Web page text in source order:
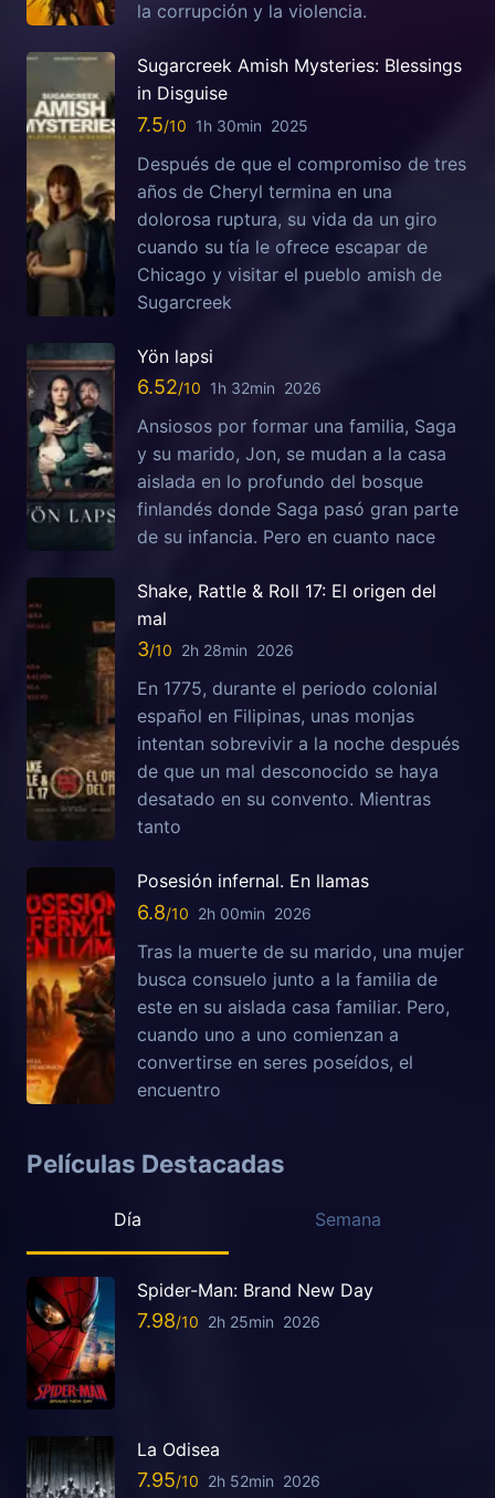
la corrupción y la violencia.
Sugarcreek Amish Mysteries: Blessings
in Disguise
7.5 1h 30min 2025
Después de que el compromiso de tres
años de Cheryl termina en una
dolorosa ruptura, su vida da un giro
cuando su tía le ofrece escapar de
Chicago y visitar el pueblo amish de
Sugarcreek
Yön lapsi
6.52 1h 32min 2026
Ansiosos por formar una familia, Saga
y su marido, Jon, se mudan a la casa
aislada en lo profundo del bosque
finlandés donde Saga pasó gran parte
de su infancia. Pero en cuanto nace
Shake, Rattle & Roll 17: El origen del
mal
3 2h 28min 2026
En 1775, durante el periodo colonial
español en Filipinas, unas monjas
intentan sobrevivir a la noche después
de que un mal desconocido se haya
desatado en su convento. Mientras
tanto
Posesión infernal. En llamas
6.8 2h 00min 2026
Tras la muerte de su marido, una mujer
busca consuelo junto a la familia de
este en su aislada casa familiar. Pero,
cuando uno a uno comienzan a
convertirse en seres poseídos, el
encuentro
Películas Destacadas
Día Semana
Spider-Man: Brand New Day
7.98 2h 25min 2026
La Odisea
7.95 2h 52min 2026